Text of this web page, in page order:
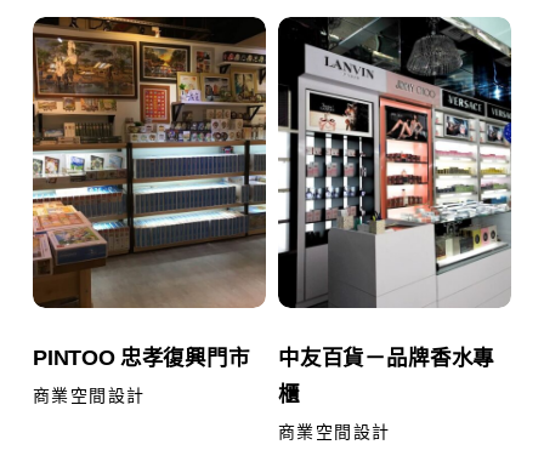
PINTOO
忠
孝
復
興
門
市
忠
孝
商業空間設計
PINTOO 忠孝復興門市
中
貨
－
品
牌
香
專
櫃
友
百
貨
商業空間設計
中友百貨－品牌香水專
櫃